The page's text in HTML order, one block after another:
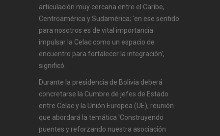
articulación muy cercana entre el Caribe,
Centroamérica y Sudamérica; 'en ese sentido
para nosotros es de vital importancia
impulsar la Celac como un espacio de
encuentro para fortalecer la integración',
significó.
Durante la presidencia de Bolivia deberá
concretarse la Cumbre de jefes de Estado
entre Celac y la Unión Europea (UE), reunión
que abordará la temática 'Construyendo
puentes y reforzando nuestra asociación